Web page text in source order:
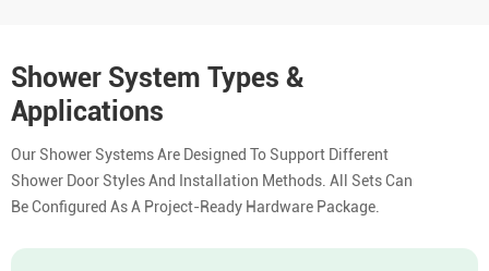
Shower System Types &
Applications
Our Shower Systems Are Designed To Support Different
Shower Door Styles And Installation Methods. All Sets Can
Be Configured As A Project-Ready Hardware Package.